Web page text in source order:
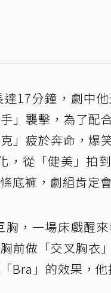
17分鐘，劇中
」襲擊，為了配
」疲於奔命，爆
，從「健美」拍
底褲，劇組肯定
，一場床戲醒
前做「交叉胸衣
Bra」的效果，他